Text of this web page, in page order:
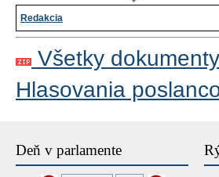
Redakcia
Všetky
Hlasovania
Deň v parlamente